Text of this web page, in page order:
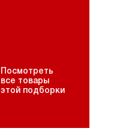
Посмотреть
все товары
этой подборки